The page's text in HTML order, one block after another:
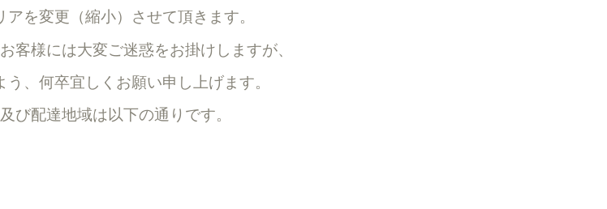
アを変更（縮小）させて頂きます。
客様には大変ご迷惑をお掛けしますが、
、何卒宜しくお願い申し上げます。
び配達地域は以下の通りです。